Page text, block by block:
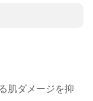
肌ダメージを抑